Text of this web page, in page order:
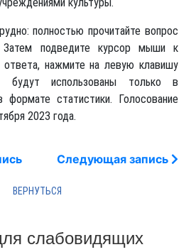
полностью прочитайте вопрос
Затем подведите курсор мыши к
ответа, нажмите на левую клавишу
использованы только в
статистики. Голосование
2023 года.
Следующая запись
слабовидящих